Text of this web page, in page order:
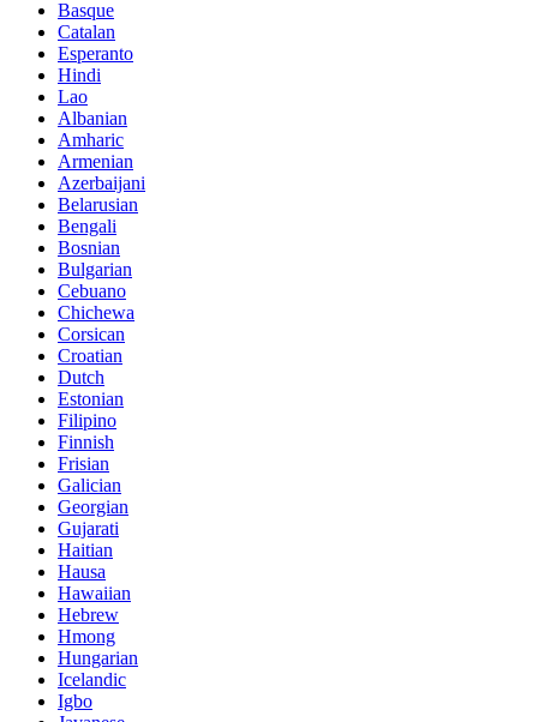
Basque
Catalan
Esperanto
Hindi
Lao
Albanian
Amharic
Armenian
Azerbaijani
Belarusian
Bengali
Bosnian
Bulgarian
Cebuano
Chichewa
Corsican
Croatian
Dutch
Estonian
Filipino
Finnish
Frisian
Galician
Georgian
Gujarati
Haitian
Hausa
Hawaiian
Hebrew
Hmong
Hungarian
Icelandic
Igbo